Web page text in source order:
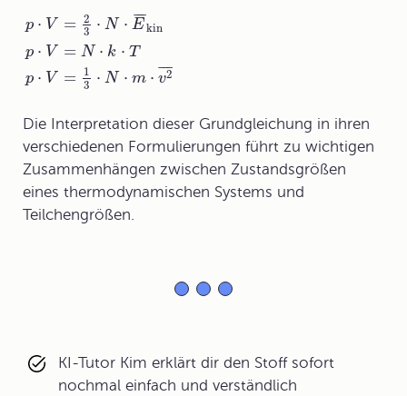
p ⋅ V = 2
3 ⋅ N ⋅ E
¯¯
¯kin
p ⋅ V = N ⋅ k ⋅ T
p ⋅ V =
1
3 ⋅ N ⋅ m ⋅ v2
¯¯
¯
Die Interpretation dieser Grundgleichung in ihren
verschiedenen Formulierungen führt zu wichtigen
Zusammenhängen zwischen Zustandsgrößen
eines thermodynamischen Systems und
Teilchengrößen.
KI-Tutor Kim erklärt dir den Stoff sofort
nochmal einfach und verständlich